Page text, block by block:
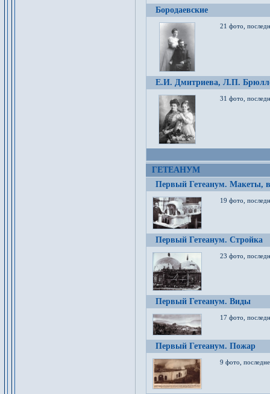
Бородаевские
21 фото,
Е.И. Дмитриева, Л.П.
31 фото,
ГЕТЕАНУМ
Первый Гетеанум. Макеты,
19 фото,
Первый Гетеанум. Стройка
23 фото,
Первый Гетеанум. Виды
17 фото,
Первый Гетеанум. Пожар
9 фото,